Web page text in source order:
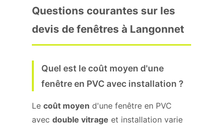
Questions courantes sur les
devis de fenêtres à Langonnet
Quel est le coût moyen d'une
fenêtre en PVC avec installation ?
Le coût moyen d'une fenêtre en PVC
avec double vitrage et installation varie